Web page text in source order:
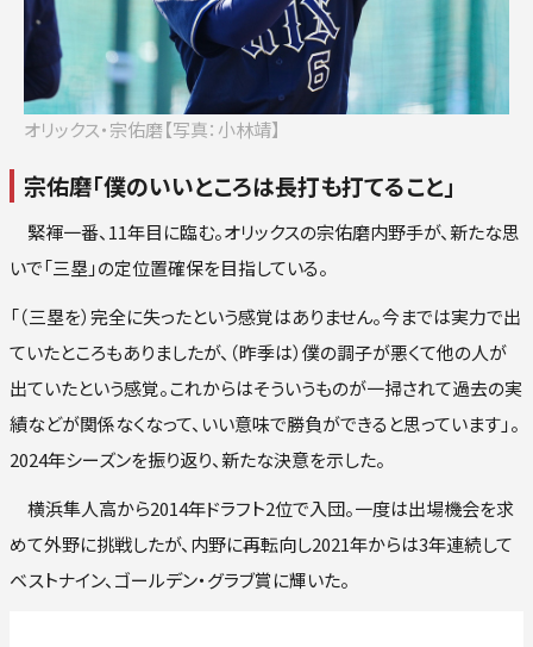
オリックス・宗佑磨【写真：小林靖】
宗佑磨「僕のいいところは長打も打てること」
緊褌一番、11年目に臨む。オリックスの宗佑磨内野手が、新たな思
いで「三塁」の定位置確保を目指している。
「（三塁を）完全に失ったという感覚はありません。今までは実力で出
ていたところもありましたが、（昨季は）僕の調子が悪くて他の人が
出ていたという感覚。これからはそういうものが一掃されて過去の実
績などが関係なくなって、いい意味で勝負ができると思っています」。
2024年シーズンを振り返り、新たな決意を示した。
横浜隼人高から2014年ドラフト2位で入団。一度は出場機会を求
めて外野に挑戦したが、内野に再転向し2021年からは3年連続して
ベストナイン、ゴールデン・グラブ賞に輝いた。